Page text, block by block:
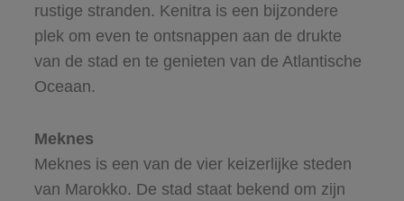
rustige stranden. Kenitra is een bijzondere
plek om even te ontsnappen aan de drukte
van de stad en te genieten van de Atlantische
Oceaan.
Meknes
Meknes is een van de vier keizerlijke steden
van Marokko. De stad staat bekend om zijn